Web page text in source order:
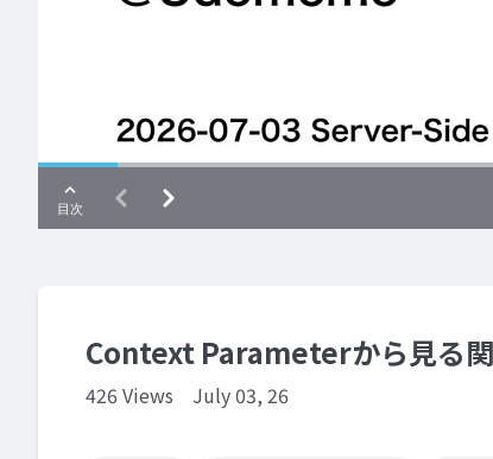
Context Parameterから見る
426 Views July 03, 26